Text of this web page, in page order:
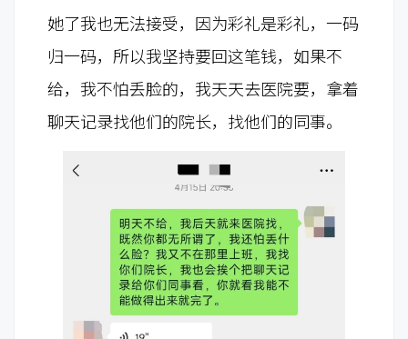
她了我也无法接受，因为彩礼是彩礼，一码
归一码，所以我坚持要回这笔钱，如果不
给，我不怕丢脸的，我天天去医院要，拿着
聊天记录找他们的院长，找他们的同事。